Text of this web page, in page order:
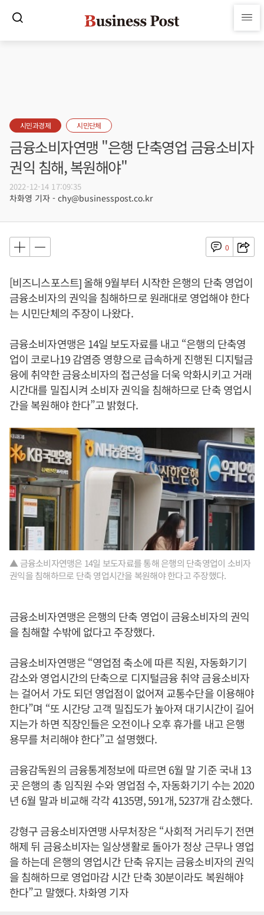
시민과경제 시민단체
금융소비자연맹 "은행 단축영업 금융소비자
권익 침해, 복원해야"
2022-12-14 17:09:35
차화영 기자 - chy@businesspost.co.kr
0
[비즈니스포스트] 올해 9월부터 시작한 은행의 단축 영업이
금융소비자의 권익을 침해하므로 원래대로 영업해야 한다
는 시민단체의 주장이 나왔다.
금융소비자연맹은 14일 보도자료를 내고 “은행의 단축영
업이 코로나19 감염증 영향으로 급속하게 진행된 디지털금
융에 취약한 금융소비자의 접근성을 더욱 악화시키고 거래
시간대를 밀집시켜 소비자 권익을 침해하므로 단축 영업시
간을 복원해야 한다”고 밝혔다.
▲ 금융소비자연맹은 14일 보도자료를 통해 은행의 단축영업이 소비자
권익을 침해하므로 단축 영업시간을 복원해야 한다고 주장했다.
금융소비자연맹은 은행의 단축 영업이 금융소비자의 권익
을 침해할 수밖에 없다고 주장했다.
금융소비자연맹은 “영업점 축소에 따른 직원, 자동화기기
감소와 영업시간의 단축으로 디지털금융 취약 금융소비자
는 걸어서 가도 되던 영업점이 없어져 교통수단을 이용해야
한다”며 “또 시간당 고객 밀집도가 높아져 대기시간이 길어
지는가 하면 직장인들은 오전이나 오후 휴가를 내고 은행
용무를 처리해야 한다”고 설명했다.
금융감독원의 금융통계정보에 따르면 6월 말 기준 국내 13
곳 은행의 총 임직원 수와 영업점 수, 자동화기기 수는 2020
년 6월 말과 비교해 각각 4135명, 591개, 5237개 감소했다.
강형구 금융소비자연맹 사무처장은 “사회적 거리두기 전면
해제 뒤 금융소비자는 일상생활로 돌아가 정상 근무나 영업
을 하는데 은행의 영업시간 단축 유지는 금융소비자의 권익
을 침해하므로 영업마감 시간 단축 30분이라도 복원해야
한다”고 말했다. 차화영 기자